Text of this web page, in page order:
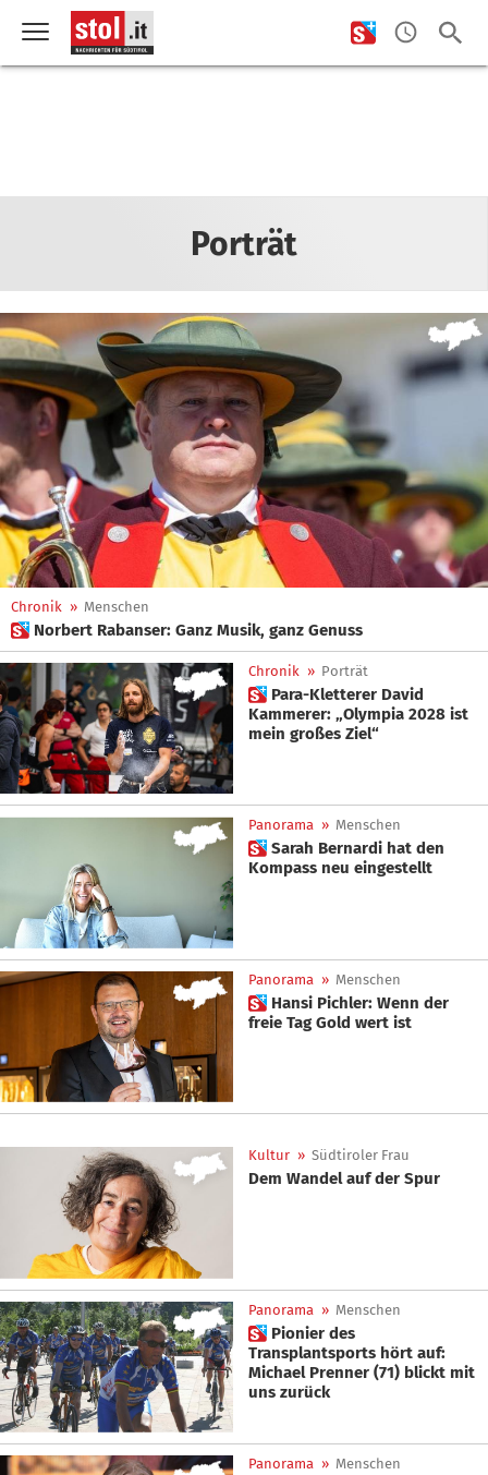
Porträt
Chronik » Menschen
 Norbert Rabanser: Ganz Musik, ganz Genuss
Chronik » Porträt
 Para-Kletterer David
Kammerer: „Olympia 2028 ist
mein großes Ziel“
Panorama » Menschen
 Sarah Bernardi hat den
Kompass neu eingestellt
Panorama » Menschen
 Hansi Pichler: Wenn der
freie Tag Gold wert ist
Kultur » Südtiroler Frau
Dem Wandel auf der Spur
Panorama » Menschen
 Pionier des
Transplantsports hört auf:
Michael Prenner (71) blickt mit
uns zurück
Panorama » Menschen